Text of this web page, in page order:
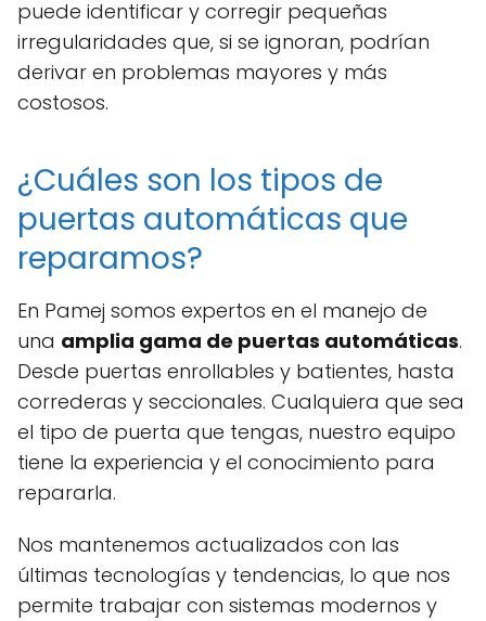
puede identificar y corregir pequeñas
irregularidades que, si se ignoran, podrían
derivar en problemas mayores y más
costosos.
¿Cuáles son los tipos de
puertas automáticas que
reparamos?
En Pamej somos expertos en el manejo de
una amplia gama de puertas automáticas.
Desde puertas enrollables y batientes, hasta
correderas y seccionales. Cualquiera que sea
el tipo de puerta que tengas, nuestro equipo
tiene la experiencia y el conocimiento para
repararla.
Nos mantenemos actualizados con las
últimas tecnologías y tendencias, lo que nos
permite trabajar con sistemas modernos y